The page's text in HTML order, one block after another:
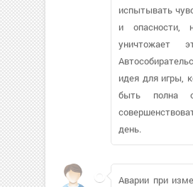
испытывать
и опасности,
уничтожает
идея для игры,
быть полна
день.
Аварии при